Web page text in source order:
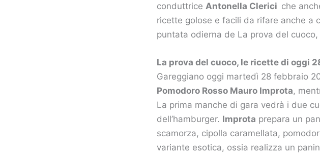
conduttrice Antonella Clerici che
ricette golose e facili da rifare anche a
puntata odierna de La prova del
La prova del cuoco, le ricette di oggi
Gareggiano oggi martedì 28 febbraio
Pomodoro Rosso Mauro Improta,
La prima manche di gara vedrà i due
dell’hamburger. Improta prepara un
scamorza, cipolla caramellata,
variante esotica, ossia realizza un